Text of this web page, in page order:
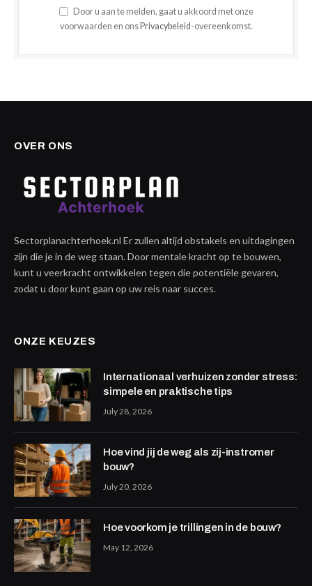
Door u aan te melden, gaat u akkoord met onze
voorwaarden en ons Privacybeleid -overeenkomst.
OVER ONS
Sectorplanachterhoek.nl Er zullen altijd obstakels en uitdagingen
zijn die je in de weg staan. Door mentale kracht op te bouwen,
kunt u veerkracht ontwikkelen tegen die potentiële gevaren,
zodat u door kunt gaan op uw reis naar succes.
ONZE KEUZES
Internationaal verhuizen zonder stress:
simpele en praktische tips
July 28, 2026
Hoe vind jij de weg als zij-instromer
bouw?
July 20, 2026
Hoe voorkom je trillingen in de bouw?
May 12, 2026